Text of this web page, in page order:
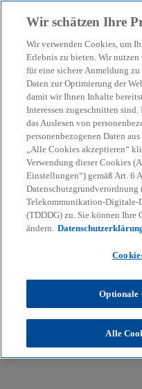
menu search
Unser Blog
Ihre
Wir helfen Ihnen,
bei geopolitischen
Unser Blog – Insights für Ihre
Wir schätzen Ihre
Wir verwenden Cookies, um
Erlebnis zu bieten. Wir
für eine sichere Anmeldung
Daten zur Optimierung der
damit wir Ihnen Inhalte
Interessen zugeschnitten
das Auslesen von
personenbezogenen Daten
„Alle Cookies akzeptieren“
Verwendung dieser Cookies
Einstellungen“) gemäß Art. 6
Datenschutzgrundverordnung
Telekommunikation-Digitale-
(TDDDG) zu. Sie können
ändern.
Optionale
Alle